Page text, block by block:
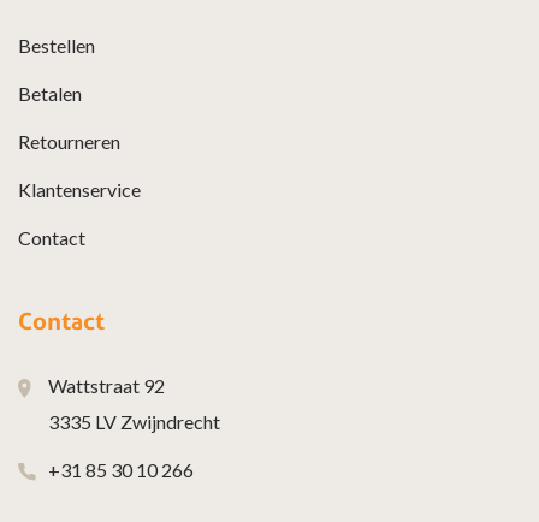
Bestellen
Betalen
Retourneren
Klantenservice
Contact
Contact
Wattstraat 92
3335 LV Zwijndrecht
+31 85 30 10 266